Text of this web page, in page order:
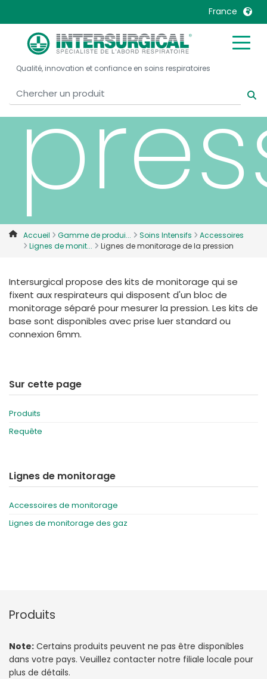
France
United Kingdom
United States
Australia
Belgique, Français
Canada, English
Canada, Français
China
Denmark
Deutschland
France
Italia
Malaysia
Mexico
Nederlands
Norway
Russia
Sweden
International English
Qualité, innovation et confiance en soins respiratoires
Accueil Gamme de produi... Soins Intensifs
Accessoires
Lignes de monit...
Lignes de monitorage de la pression
Intersurgical propose des kits de monitorage qui se
fixent aux respirateurs qui disposent d'un bloc de
monitorage séparé pour mesurer la pression. Les kits de
base sont disponibles avec prise luer standard ou
connexion 6mm.
Sur cette page
Produits
Requête
Lignes de monitorage
Accessoires de monitorage
Lignes de monitorage des gaz
Produits
Note: Certains produits peuvent ne pas être disponibles
dans votre pays. Veuillez contacter notre filiale locale pour
plus de détails.